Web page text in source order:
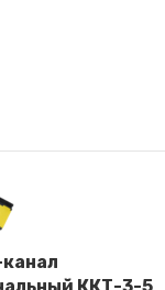
ККТ-3-5